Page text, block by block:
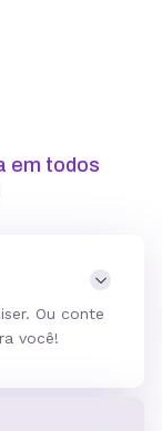
em todos
Ou conte
você!